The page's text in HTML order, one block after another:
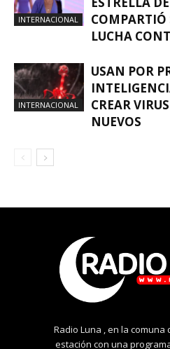
INTERNACIONAL
COMPARTIÓ
LUCHA
INTERNACIONAL
USAN POR
CREAR
NUEVOS
Radio Luna , en la comuna
estación con una